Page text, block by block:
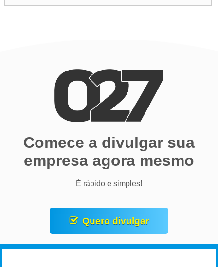
Comece a divulgar sua
empresa agora mesmo
É rápido e simples!
Quero divulgar